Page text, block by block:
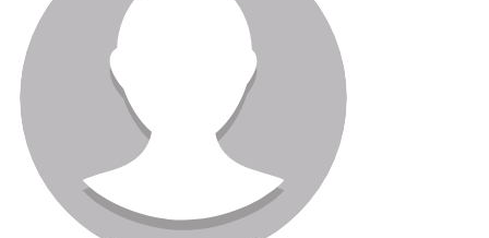
КЛЮЧЕВЫЕ СЛОВА
Регистрация